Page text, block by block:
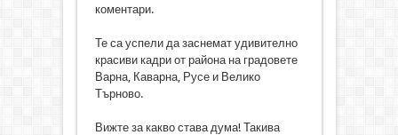
коментари.
Те са успели да заснемат удивително
красиви кадри от района на градовете
Варна, Каварна, Русе и Велико
Търново.
Вижте за какво става дума! Такива